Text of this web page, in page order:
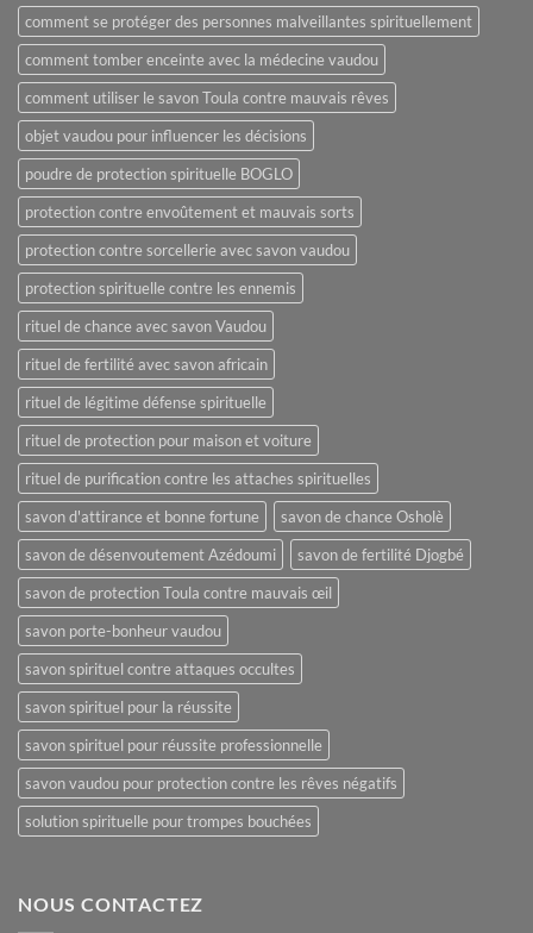
comment se protéger des personnes malveillantes spirituellement
comment tomber enceinte avec la médecine vaudou
comment utiliser le savon Toula contre mauvais rêves
objet vaudou pour influencer les décisions
poudre de protection spirituelle BOGLO
protection contre envoûtement et mauvais sorts
protection contre sorcellerie avec savon vaudou
protection spirituelle contre les ennemis
rituel de chance avec savon Vaudou
rituel de fertilité avec savon africain
rituel de légitime défense spirituelle
rituel de protection pour maison et voiture
rituel de purification contre les attaches spirituelles
savon d'attirance et bonne fortune
savon de chance Osholè
savon de désenvoutement Azédoumi
savon de fertilité Djogbé
savon de protection Toula contre mauvais œil
savon porte-bonheur vaudou
savon spirituel contre attaques occultes
savon spirituel pour la réussite
savon spirituel pour réussite professionnelle
savon vaudou pour protection contre les rêves négatifs
solution spirituelle pour trompes bouchées
NOUS CONTACTEZ